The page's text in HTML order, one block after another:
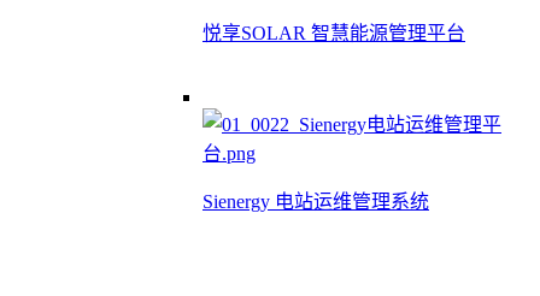
悦享SOLAR 智慧能源管理平台
Sienergy 电站运维管理系统